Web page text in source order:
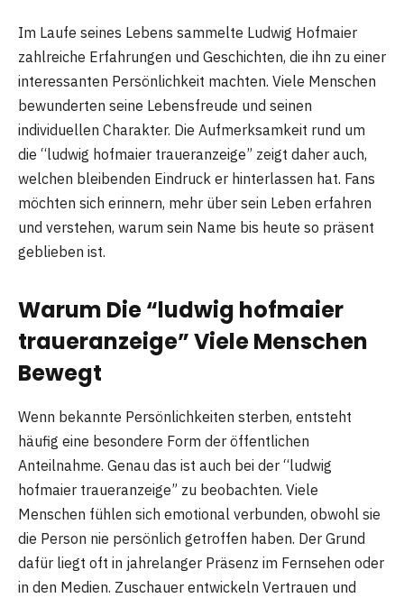
Im Laufe seines Lebens sammelte Ludwig Hofmaier
zahlreiche Erfahrungen und Geschichten, die ihn zu einer
interessanten Persönlichkeit machten. Viele Menschen
bewunderten seine Lebensfreude und seinen
individuellen Charakter. Die Aufmerksamkeit rund um
die “ludwig hofmaier traueranzeige” zeigt daher auch,
welchen bleibenden Eindruck er hinterlassen hat. Fans
möchten sich erinnern, mehr über sein Leben erfahren
und verstehen, warum sein Name bis heute so präsent
geblieben ist.
Warum Die “ludwig hofmaier
traueranzeige” Viele Menschen
Bewegt
Wenn bekannte Persönlichkeiten sterben, entsteht
häufig eine besondere Form der öffentlichen
Anteilnahme. Genau das ist auch bei der “ludwig
hofmaier traueranzeige” zu beobachten. Viele
Menschen fühlen sich emotional verbunden, obwohl sie
die Person nie persönlich getroffen haben. Der Grund
dafür liegt oft in jahrelanger Präsenz im Fernsehen oder
in den Medien. Zuschauer entwickeln Vertrauen und